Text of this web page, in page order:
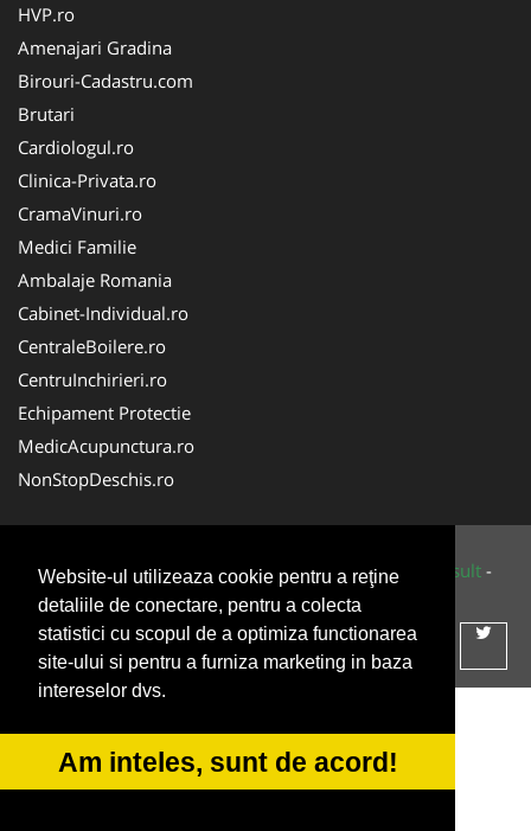
Website-ul utilizeaza cookie pentru a reţine
detaliile de conectare, pentru a colecta
statistici cu scopul de a optimiza functionarea
site-ului si pentru a furniza marketing in baza
intereselor dvs.
Am inteles, sunt de acord!
HVP.ro
Amenajari Gradina
Birouri-Cadastru.com
Brutari
Cardiologul.ro
Clinica-Privata.ro
CramaVinuri.ro
Medici Familie
Ambalaje Romania
Cabinet-Individual.ro
CentraleBoilere.ro
CentruInchirieri.ro
Echipament Protectie
MedicAcupunctura.ro
NonStopDeschis.ro
© 2014-2026 Powered byVilonMedia& Tokaido Consult -
ANPC SOL